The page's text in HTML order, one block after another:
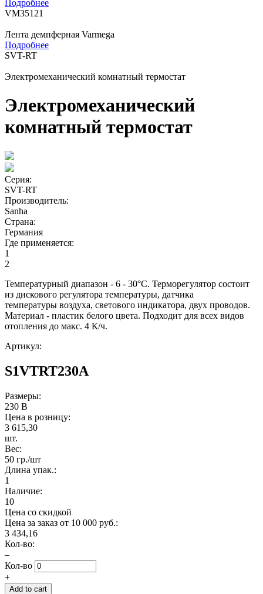
Подробнее
VM35121
Лента демпферная Varmega
Подробнее
SVT-RT
Электромеханический комнатный термостат
Электромеханический
комнатный термостат
Серия:
SVT-RT
Производитель:
Sanha
Страна:
Германия
Где применяется:
1
2
Температурный диапазон - 6 - 30°С. Терморегулятор состоит
из дискового регулятора температуры, датчика
температуры воздуха, светового индикатора, двух проводов.
Материал - пластик белого цвета. Подходит для всех видов
отопления до макс. 4 К/ч.
Артикул:
S1VTRT230A
Размеры:
230 В
Цена в розницу:
3 615,30
шт.
Вес:
50 гр./шт
Длина упак.:
1
Наличие:
10
Цена со скидкой
Цена за заказ от 10 000 руб.:
3 434,16
Кол-во:
–
Кол-во
+